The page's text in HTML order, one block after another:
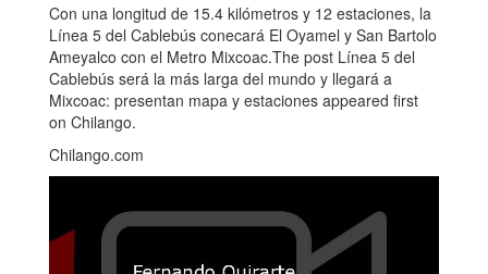
Con una longitud de 15.4 kilómetros y 12 estaciones, la
Línea 5 del Cablebús conecará El Oyamel y San Bartolo
Ameyalco con el Metro Mixcoac.The post Línea 5 del
Cablebús será la más larga del mundo y llegará a
Mixcoac: presentan mapa y estaciones appeared first
on Chilango.
Chilango.com